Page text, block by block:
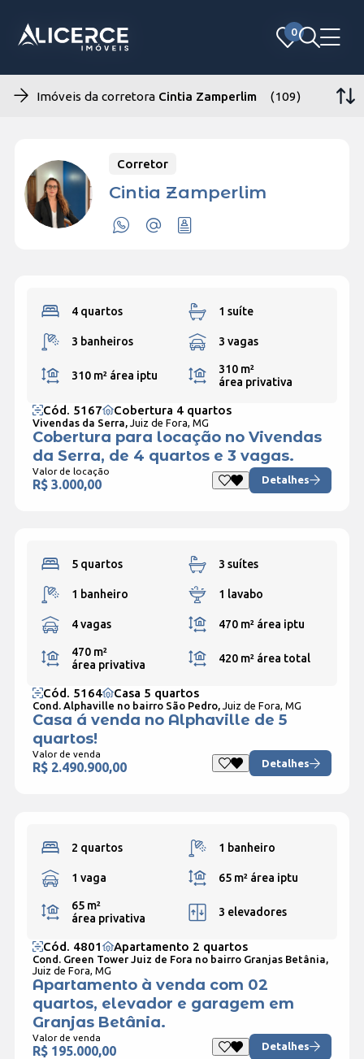
0
0
Imóveis da corretora Cintia Zamperlim (109)
Corretor
Cintia Zamperlim
4 quartos 1 suíte
3 banheiros 3 vagas
310 m² área iptu
310 m²
área privativa
Cód. 5167 Cobertura 4 quartos
Vivendas da Serra, Juiz de Fora, MG
Cobertura para locação no Vivendas
da Serra, de 4 quartos e 3 vagas.
Valor de locação
R$ 3.000,00 Detalhes
5 quartos 3 suítes
1 banheiro 1 lavabo
4 vagas 470 m² área iptu
470 m²
área privativa
420 m² área total
Cód. 5164 Casa 5 quartos
Cond. Alphaville no bairro São Pedro, Juiz de Fora, MG
Casa á venda no Alphaville de 5
quartos!
Valor de venda
R$ 2.490.900,00 Detalhes
2 quartos 1 banheiro
1 vaga 65 m² área iptu
65 m²
área privativa
3 elevadores
Cód. 4801 Apartamento 2 quartos
Cond. Green Tower Juiz de Fora no bairro Granjas Betânia,
Juiz de Fora, MG
Apartamento à venda com 02
quartos, elevador e garagem em
Granjas Betânia.
Valor de venda
R$ 195.000,00 Detalhes